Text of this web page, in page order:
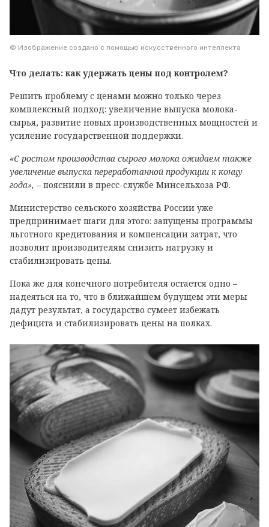
© Изображение создано с помощью искусственного интеллекта
Что делать: как удержать цены под контролем?
Решить проблему с ценами можно только через
комплексный подход: увеличение выпуска молока-
сырья, развитие новых производственных мощностей и
усиление государственной поддержки.
«С ростом производства сырого молока ожидаем также
увеличение выпуска переработанной продукции к концу
года», – пояснили в пресс-службе Минсельхоза РФ.
Министерство сельского хозяйства России уже
предпринимает шаги для этого: запущены программы
льготного кредитования и компенсации затрат, что
позволит производителям снизить нагрузку и
стабилизировать цены.
Пока же для конечного потребителя остается одно –
надеяться на то, что в ближайшем будущем эти меры
дадут результат, а государство сумеет избежать
дефицита и стабилизировать цены на полках.